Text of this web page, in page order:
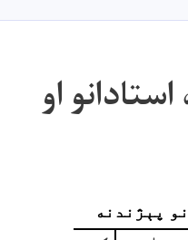
او
پېژندنه